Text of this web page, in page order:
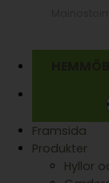
Framsida
Produkter
Hyllor